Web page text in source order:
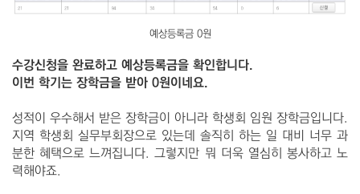
예상등록금 0원
수강신청을 완료하고 예상등록금을 확인합니다.
이번 학기는 장학금을 받아 0원이네요.
성적이 우수해서 받은 장학금이 아니라 학생회 임원 장학금입니다.
지역 학생회 실무부회장으로 있는데 솔직히 하는 일 대비 너무 과
분한 혜택으로 느껴집니다. 그렇지만 뭐 더욱 열심히 봉사하고 노
력해야죠.